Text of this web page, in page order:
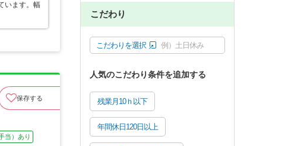
います。幅
保存する
当）あり
こだわり
こだわりを選択 例）土日休み
人気のこだわり条件を追加する
残業月10ｈ以下
年間休日120日以上